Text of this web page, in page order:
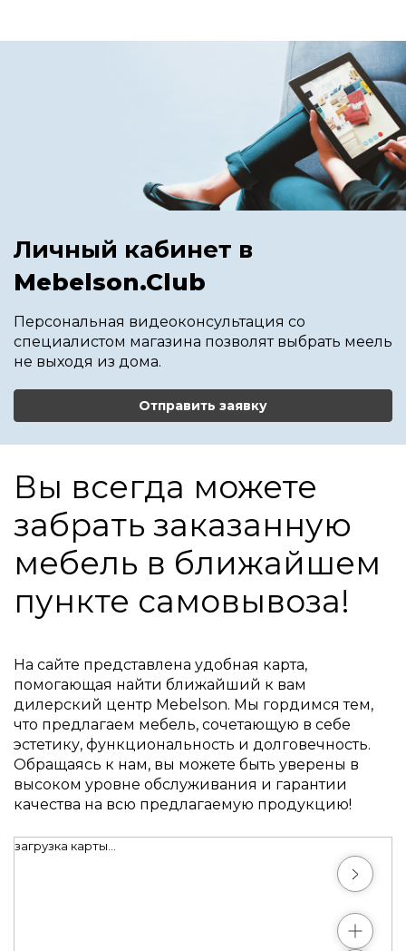
Личный кабинет в
Mebelson.Club
Персональная видеоконсультация со
специалистом магазина позволят выбрать меель
не выходя из дома.
Отправить заявку
Вы всегда можете
забрать заказанную
мебель в ближайшем
пункте самовывоза!
На сайте представлена удобная карта,
помогающая найти ближайший к вам
дилерский центр Mebelson. Мы гордимся тем,
что предлагаем мебель, сочетающую в себе
эстетику, функциональность и долговечность.
Обращаясь к нам, вы можете быть уверены в
высоком уровне обслуживания и гарантии
качества на всю предлагаемую продукцию!
загрузка карты...